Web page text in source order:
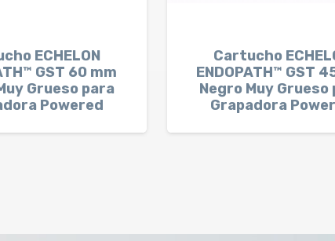
ECHELON
GST 60 mm
Grueso para
Powered
Cartucho
ENDOPATH™ GST
Negro Muy Grueso
Grapadora